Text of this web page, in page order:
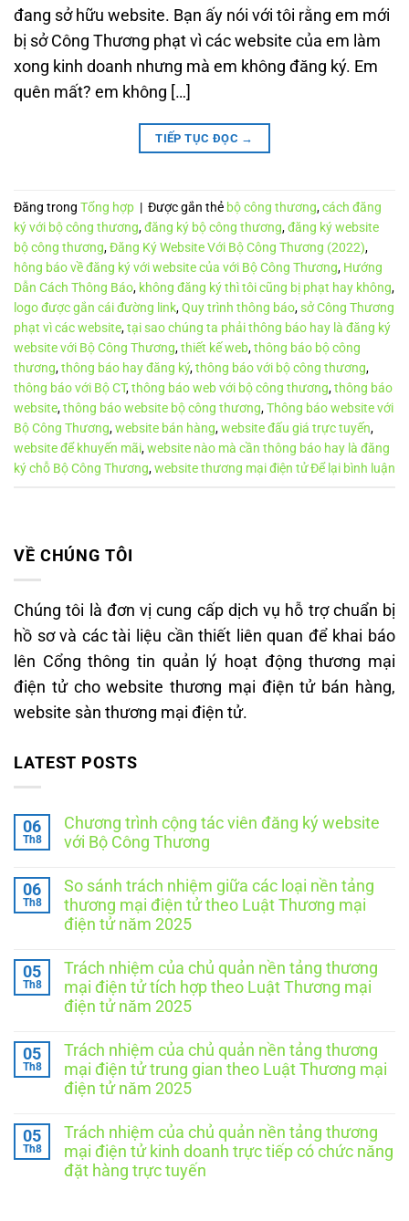
VỀ CHÚNG TÔI
Chúng tôi là đơn vị cung cấp dịch vụ hỗ trợ chuẩn bị
hồ sơ và các tài liệu cần thiết liên quan để khai báo
lên Cổng thông tin quản lý hoạt động thương mại
điện tử cho website thương mại điện tử bán hàng,
website sàn thương mại điện tử.
LATEST POSTS
06
Th8
Chương trình cộng tác viên đăng ký website
với Bộ Công Thương
bình
luận
ở
Chương
tác
viên
đăng
ký
website
Bộ
Công
Thương
06
Th8
So sánh trách nhiệm giữa các loại nền tảng
thương mại điện tử theo Luật Thương mại
điện tử năm 2025
bình
luận
ở
So
nhiệm
giữa
các
loại
nền
thương
mại
điện
tử
theo
05
Th8
Trách nhiệm của chủ quản nền tảng thương
mại điện tử tích hợp theo Luật Thương mại
điện tử năm 2025
bình
luận
ở
Trách
chủ
quản
nền
tảng
thương
05
Th8
Trách nhiệm của chủ quản nền tảng thương
mại điện tử trung gian theo Luật Thương mại
điện tử năm 2025
bình
luận
ở
Trách
05
Th8
Trách nhiệm của chủ quản nền tảng thương
mại điện tử kinh doanh trực tiếp có chức năng
đặt hàng trực tuyến
đang sở hữu website. Bạn ấy nói với tôi rằng em mới
bị sở Công Thương phạt vì các website của em làm
xong kinh doanh nhưng mà em không đăng ký. Em
quên mất? em không […]
TIẾP TỤC ĐỌC →
Đăng trong Tổng hợp | Được gắn thẻ bộ công thương,cách đăng
ký với bộ công thương,đăng ký bộ công thương,đăng ký website
bộ công thương,Đăng Ký Website Với Bộ Công Thương (2022),
hông báo về đăng ký với website của với Bộ Công Thương, Hướng
Dẫn Cách Thông Báo, không đăng ký thì tôi cũng bị phạt hay không,
logo được gắn cái đường link,Quy trình thông báo,sở Công Thương
phạt vì các website,tại sao chúng ta phải thông báo hay là đăng ký
website với Bộ Công Thương,thiết kế web,thông báo bộ công
thương,thông báo hay đăng ký,thông báo với bộ công thương,
thông báo với Bộ CT,thông báo web với bộ công thương,thông báo
website,thông báo website bộ công thương,Thông báo website với
Bộ Công Thương,website bán hàng,website đấu giá trực tuyến,
website để khuyến mãi,website nào mà cần thông báo hay là đăng
ký chỗ Bộ Công Thương,website thương mại điện tửĐể lại bình luận